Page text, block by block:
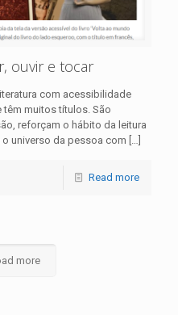
ouvir e tocar
com acessibilidade
muitos títulos. São
reforçam o hábito da leitura
universo da pessoa com […]
Read more
more